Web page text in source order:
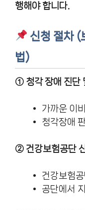
행해야 합니다.
신청 절차 (
법)
① 청각 장애 진단
가까운 이
청각장애
② 건강보험공단
건강보험
공단에서